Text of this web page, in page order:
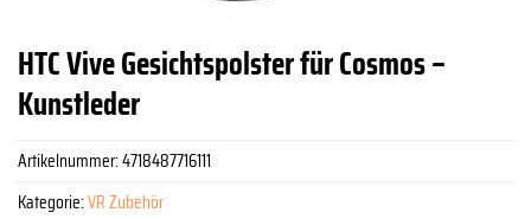
HTC Vive Gesichtspolster für Cosmos –
Kunstleder
Artikelnummer:4718487716111
Kategorie:VR Zubehör